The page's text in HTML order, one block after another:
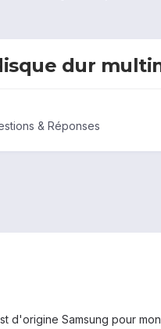
dur
& Réponses
d'origine Samsung pour